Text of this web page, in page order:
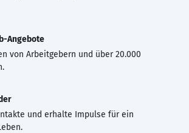
Angebote
von Arbeitgebern und über 20.000
und erhalte Impulse für ein